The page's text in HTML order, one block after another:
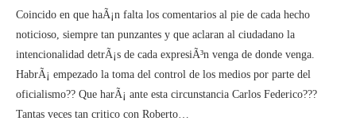
Coincido en que haÃ¡n falta los comentarios al pie de cada hecho
noticioso, siempre tan punzantes y que aclaran al ciudadano la
intencionalidad detrÃ¡s de cada expresiÃ³n venga de donde venga.
HabrÃ¡ empezado la toma del control de los medios por parte del
oficialismo?? Que harÃ¡ ante esta circunstancia Carlos Federico???
Tantas veces tan critico con Roberto…